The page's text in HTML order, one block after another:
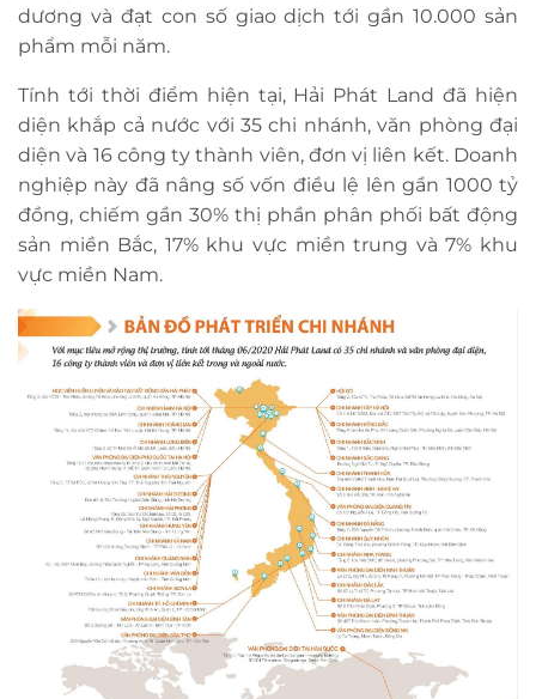
dương và đạt con số giao dịch tới gần 10.000 sản
phẩm mỗi năm.
Tính tới thời điểm hiện tại, Hải Phát Land đã hiện
diện khắp cả nước với 35 chi nhánh, văn phòng đại
diện và 16 công ty thành viên, đơn vị liên kết. Doanh
nghiệp này đã nâng số vốn điều lệ lên gần 1000 tỷ
đồng, chiếm gần 30% thị phần phân phối bất động
sản miền Bắc, 17% khu vực miền trung và 7% khu
vực miền Nam.